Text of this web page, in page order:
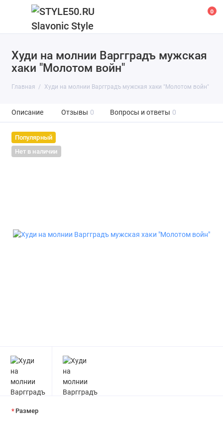
0
Худи на молнии Варгградъ мужская
хаки "Молотом войн"
Главная Худи на молнии Варгградъ мужская хаки "Молотом войн"
Описание Отзывы 0 Вопросы и ответы 0
Популярный
Нет в наличии
Размер